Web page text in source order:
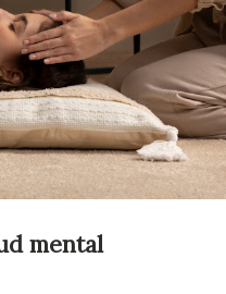
mental